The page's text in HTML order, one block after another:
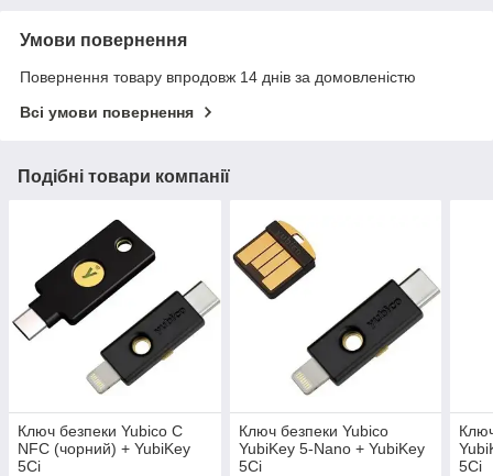
Умови повернення
Повернення товару впродовж 14 днів за домовленістю
Всі умови повернення
Подібні товари компанії
Ключ безпеки Yubico C
NFC (чорний) + YubiKey
5Ci
Ключ безпеки Yubico
YubiKey 5‑Nano + YubiKey
5Ci
5Ci